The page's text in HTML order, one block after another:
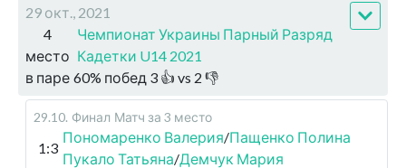
29 окт., 2021
4
место
Чемпионат Украины Парный Разряд
Кадетки U14 2021
в паре 60% побед 3 👍 vs 2 👎
29.10. Финал Матч за 3 место
1:3
Пономаренко Валерия/Пащенко Полина
Пукало Татьяна/Демчук Мария